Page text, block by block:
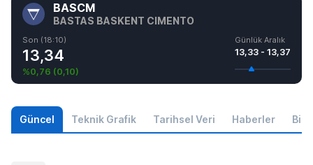
BASCM
BASTAS BASKENT CIMENTO
Son (18:10)
13,34
%0,76 (0,10)
Günlük Aralık
13,33 - 13,37
Güncel Teknik Grafik Tarihsel Veri Haberler Bilgi